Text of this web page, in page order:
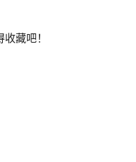
藏吧！